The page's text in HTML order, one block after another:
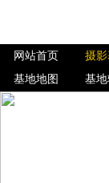
网站首页 摄
基地地图
基